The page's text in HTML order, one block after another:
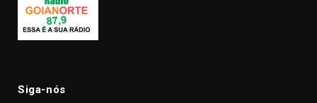
Siga-nós